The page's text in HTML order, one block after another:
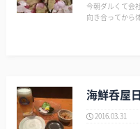
今朝ダルくて会
向き合ってから体
海鮮呑屋
2016.03.31